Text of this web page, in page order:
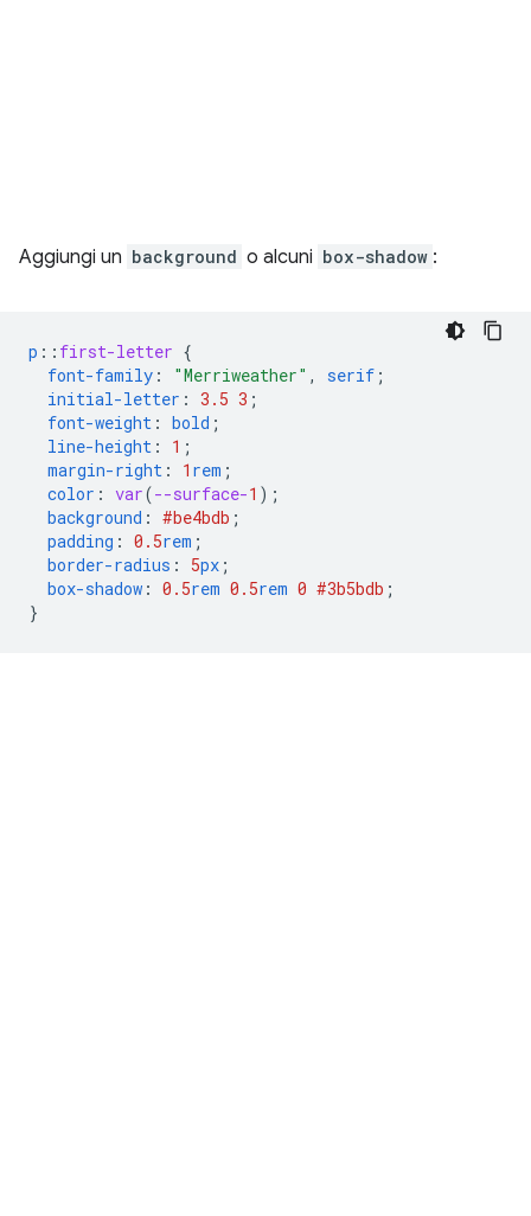
Aggiungi un background o alcuni box-shadow :
p :: first-letter {
font-family : "Merriweather" , serif ;
initial-letter : 3.5 3 ;
font-weight : bold ;
line-height : 1 ;
margin-right : 1 rem ;
color : var(--surface-1 );
background : #be4bdb ;
padding : 0.5rem ;
border-radius : 5px ;
box-shadow : 0.5rem 0.5rem 0 #3b5bdb ;
}